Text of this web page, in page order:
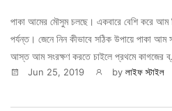
পাকা আমের মৌসুম চলছে। একবারে বেশি করে আম
পর্যন্ত। জেনে নিন কীভাবে সঠিক উপায়ে পাকা
আস্ত আম সংরক্ষণ করতে চাইলে প্রথমে কাগজের
Jun 25, 2019 by লাইফ স্টাইল